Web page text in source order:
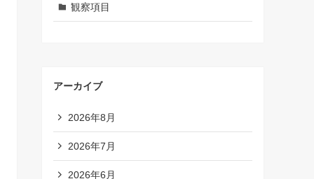
観察項目
アーカイブ
2026年8月
2026年7月
2026年6月